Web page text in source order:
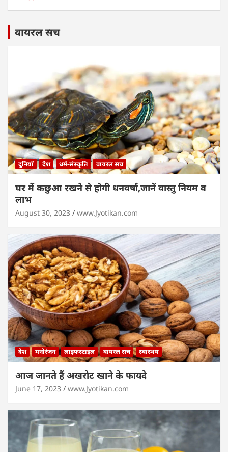
वायरल सच
दुनियाँ देश धर्म-संस्कृति वायरल सच
घर में कछुआ रखने से होगी धनवर्षा,जानें वास्तु नियम व
लाभ
August 30, 2023 www.Jyotikan.com
देश मनोरंजन लाइफस्टाइल वायरल सच स्वास्थय
आज जानते हैं अखरोट खाने के फायदे
June 17, 2023 www.Jyotikan.com